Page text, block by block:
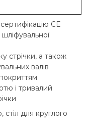
СЕ
стрічки, а також
валів
і тривалий
для круглого